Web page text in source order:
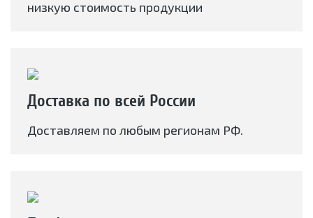
низкую стоимость продукции
Доставка по всей России
Доставляем по любым регионам РФ.